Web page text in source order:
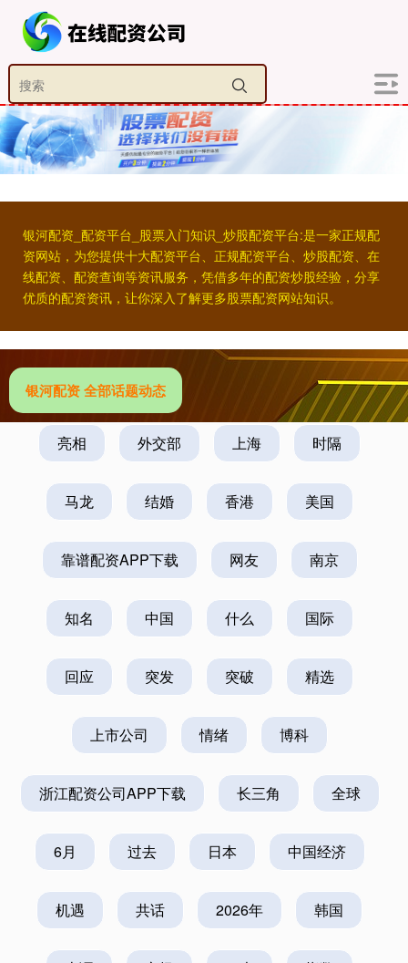
银河配资_配资平台_股票入门知识_炒股配资平台:是一家正规配
资网站，为您提供十大配资平台、正规配资平台、炒股配资、在
线配资、配资查询等资讯服务，凭借多年的配资炒股经验，分享
优质的配资资讯，让你深入了解更多股票配资网站知识。
银河配资 全部话题动态
亮相 外交部 上海 时隔
马龙 结婚 香港 美国
靠谱配资APP下载 网友 南京
知名 中国 什么 国际
回应 突发 突破 精选
上市公司 情绪 博科
浙江配资公司APP下载 长三角 全球
6月 过去 日本 中国经济
机遇 共话 2026年 韩国